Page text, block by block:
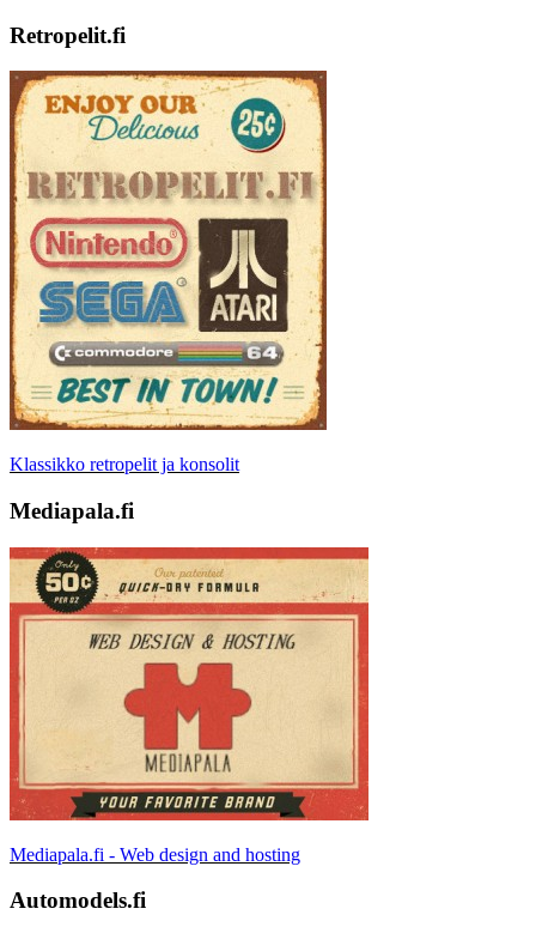
Retropelit.fi
Klassikko retropelit ja konsolit
Mediapala.fi
Mediapala.fi - Web design and hosting
Automodels.fi